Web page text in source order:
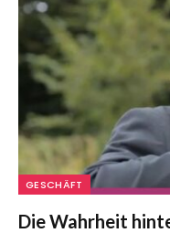
GESCHÄFT
Die Wahrheit